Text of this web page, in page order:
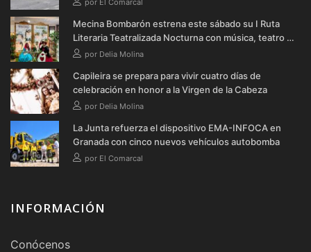
por El Comarcal
Mecina Bombarón estrena este sábado su I Ruta
Literaria Teatralizada Nocturna con música, teatro y
verbena
por Delia Molina
Capileira se prepara para vivir cuatro días de
celebración en honor a la Virgen de la Cabeza
por Delia Molina
La Junta refuerza el dispositivo EMA-INFOCA en
Granada con cinco nuevos vehículos autobomba
por El Comarcal
INFORMACIÓN
Conócenos